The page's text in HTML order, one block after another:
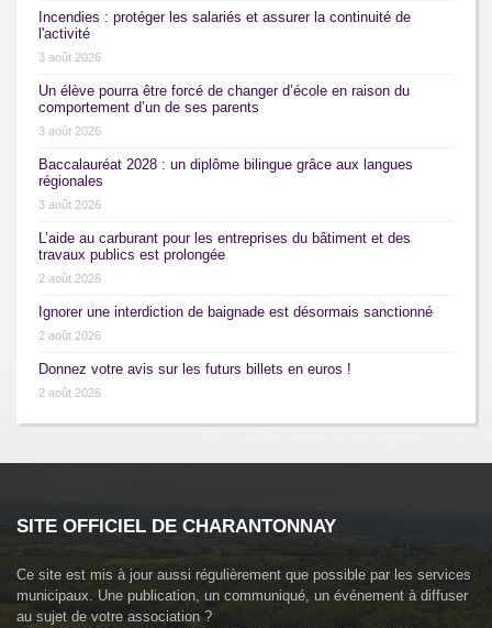
Incendies : protéger les salariés et assurer la continuité de
l'activité
3 août 2026
Un élève pourra être forcé de changer d’école en raison du
comportement d’un de ses parents
3 août 2026
Baccalauréat 2028 : un diplôme bilingue grâce aux langues
régionales
3 août 2026
L’aide au carburant pour les entreprises du bâtiment et des
travaux publics est prolongée
2 août 2026
Ignorer une interdiction de baignade est désormais sanctionné
2 août 2026
Donnez votre avis sur les futurs billets en euros !
2 août 2026
SITE OFFICIEL DE CHARANTONNAY
Ce site est mis à jour aussi régulièrement que possible par les services
municipaux. Une publication, un communiqué, un événement à diffuser
au sujet de votre association ?